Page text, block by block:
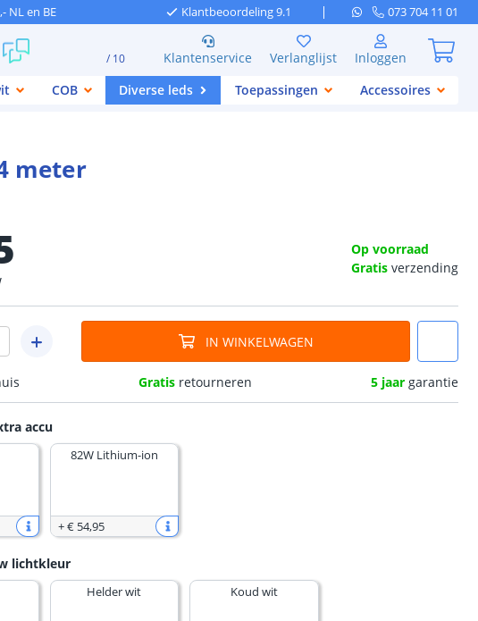
NL en BE Klantbeoordeling 9.1 073 704 11 01
/ 10 Klantenservice Verlanglijst
Inloggen
COB Diverse leds Toepassingen Accessoires
meter
Op voorraad
Gratis verzending
IN WINKELWAGEN
Gratis retourneren 5 jaargarantie
accu
82W Lithium-ion
+€ 54,95
lichtkleur
Helder wit Koud wit